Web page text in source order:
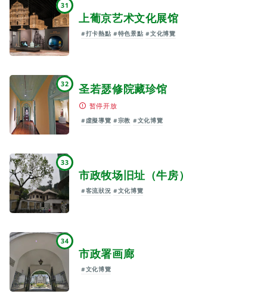
31
上葡京艺术文化展馆
#打卡熱點 #特色景點 #文化博覽
32 圣若瑟修院藏珍馆
暂停开放
#虛擬導覽 #宗教 #文化博覽
33
市政牧场旧址（牛房）
#客流狀況 #文化博覽
34
市政署画廊
#文化博覽